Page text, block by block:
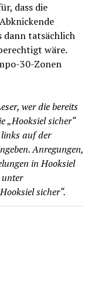
dass die
dann tatsächlich
wäre.
30-Zonen
wer die bereits
„Hooksiel sicher“
links auf der
Anregungen,
in Hooksiel
unter
sicher“.